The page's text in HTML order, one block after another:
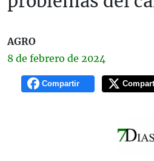
AGRO
8 de febrero de 2024
Compartir